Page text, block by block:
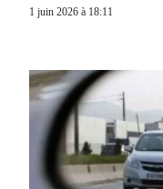
1 juin 2026 à 18:11